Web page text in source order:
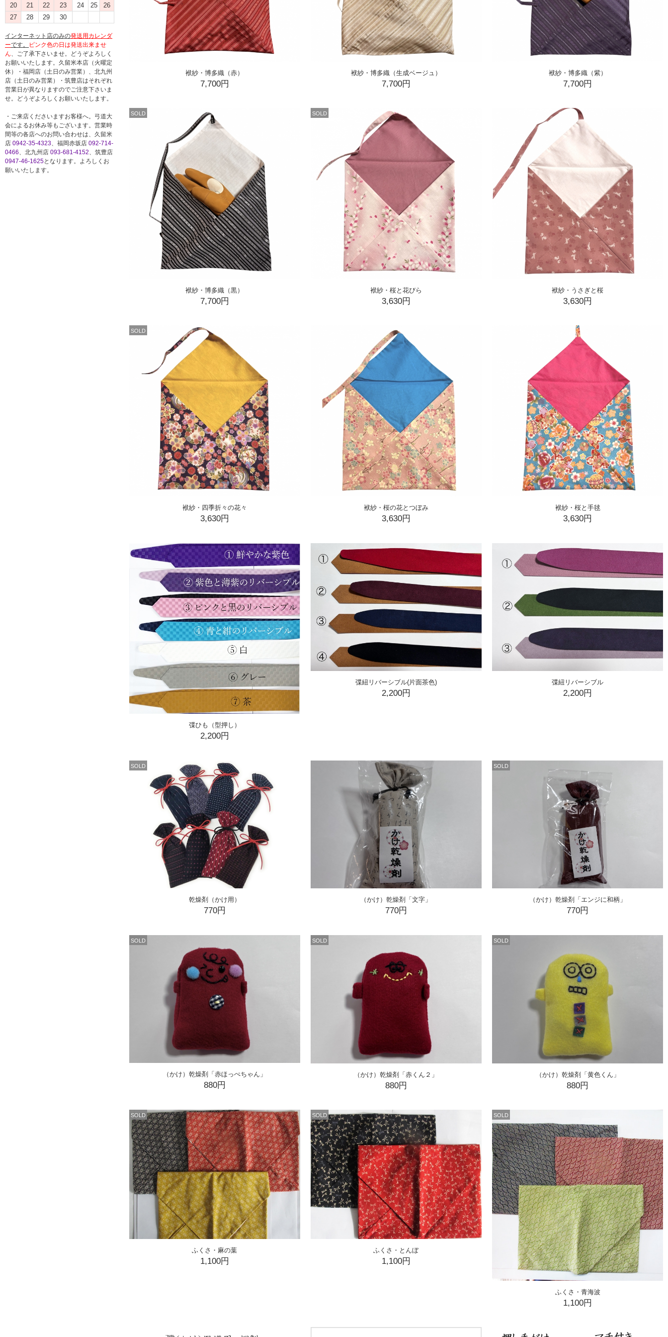
20 21 22 23 24 25
26
27
28 29 30
インターネット店のみの発送用カレンダ
ーです。
ピンク色の日は発送出来ませ
ん、ご了承下さいませ。どうぞよろしく
お願いいたします。久留米本店（火曜定
休）・福岡店（土日のみ営業）、北九州
店（土日のみ営業）・筑豊店はそれぞれ
営業日が異なりますのでご注意下さいま
せ。どうぞよろしくお願いいたします。
・ご来店くださいますお客様へ。弓道大
会によるお休み等もございます。営業時
間等の各店へのお問い合わせは、久留米
店 0942-35-4323、福岡赤坂店 092-714-
0466、北九州店 093-681-4152、筑豊店
0947-46-1625となります。よろしくお
願いいたします。
袱紗・博多織（赤）
7,700円
袱紗・博多織（生成ベージュ）
7,700円
袱紗・博多織（紫）
7,700円
SOLD
袱紗・博多織（黒）
7,700円
SOLD
袱紗・桜と花びら
3,630円
袱紗・うさぎと桜
3,630円
SOLD
袱紗・四季折々の花々
3,630円
袱紗・桜の花とつぼみ
3,630円
袱紗・桜と手毬
3,630円
弽ひも（型押し）
2,200円
弽紐リバーシブル(片面茶色)
2,200円
弽紐リバーシブル
2,200円
SOLD
乾燥剤（かけ用）
770円
（かけ）乾燥剤「文字」
770円
SOLD
（かけ）乾燥剤「エンジに和柄」
770円
SOLD
（かけ）乾燥剤「赤ほっぺちゃん」
880円
SOLD
（かけ）乾燥剤「赤くん２」
880円
SOLD
（かけ）乾燥剤「黄色くん」
880円
SOLD
ふくさ・麻の葉
1,100円
SOLD
ふくさ・とんぼ
1,100円
SOLD
ふくさ・青海波
1,100円